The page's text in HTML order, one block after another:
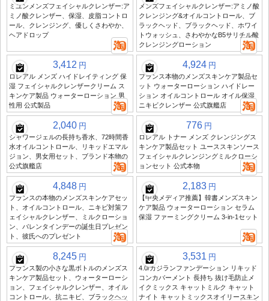
ミユンメンズフェイシャルクレンザー:ア
ミノ酸クレンザー、保湿、皮脂コントロ
ール、クレンジング、優しくさわやか、
ヘアドロップ
メンズフェイシャルクレンザー:アミノ酸
クレンジング&オイルコントロール、ブ
ラックヘッド、ブラックヘッド、ホワイ
トウォッシュ、さわやかなB5サリチル酸
クレンジングローション
3,412 円
ロレアル メンズ ハイドレイティング 保
湿 フェイシャルクレンザークリーム ス
キンケア製品 ウォーターローション 男
性用 公式製品
4,924 円
フランス本物のメンズスキンケア製品セ
ット ウォーターローション ハイドレー
ション オイルコントロール オイル保湿
ニキビクレンザー 公式旗艦店
2,040 円
シャワージェルの長持ち香水、72時間香
水オイルコントロール、リキッドエマル
ジョン、男女用セット、ブランド本物の
公式旗艦店
776 円
ロレアル トナー メンズ クレンジングス
キンケア製品セット ユーススキンソース
フェイシャルクレンジングミルクローシ
ョンセット 公式本物
4,848 円
フランスの本物のメンズスキンケアセッ
ト、オイルコントロール、ニキビ対策フ
ェイシャルクレンザー、ミルクローショ
ン、バレンタインデーの誕生日プレゼン
ト、彼氏へのプレゼント
2,183 円
【中央メディア推薦】韓書メンズスキン
ケア製品 ウォーターローション セラム
保湿 ファーミングクリーム 3-in-1セット
8,245 円
フランス製の小さな黒ボトルのメンズス
キンケア製品セット、ウォーターローシ
ョン、フェイシャルクレンザー、オイル
コントロール、抗ニキビ、ブラックヘッ
3,531 円
4.0/カジランファンデーション リキッド
コンカバーメント 長持ち 抜け毛防止メ
イクミックス キャットミルク キャット
ナイト キャットミックスオイリースキン